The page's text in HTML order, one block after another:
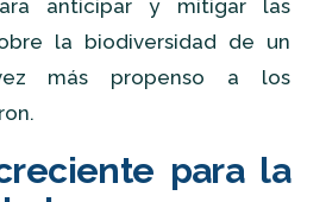
anticipar y mitigar las
la biodiversidad de un
más propenso a los
para la